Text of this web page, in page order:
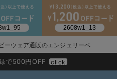
ーウェア通販のエンジェリーベ
) 7,700円以上で送料無料
で500円OFF click